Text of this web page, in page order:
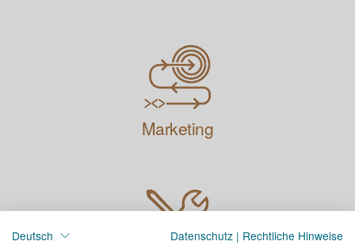
Marketing
Deutsch Datenschutz | Rechtliche Hinweise